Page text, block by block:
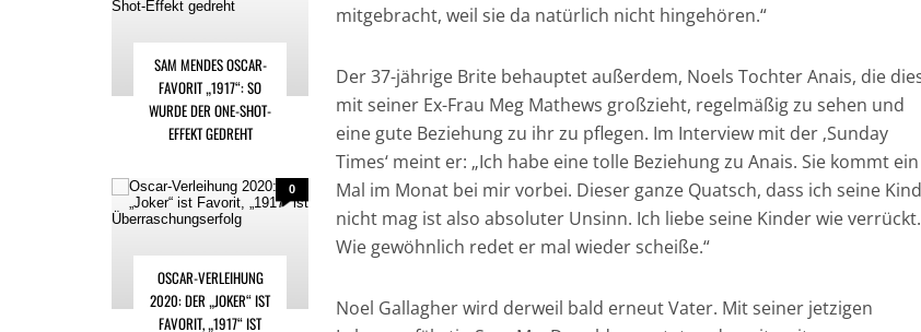
SAM MENDES OSCAR-
FAVORIT „1917“: SO
WURDE DER ONE-SHOT-
EFFEKT GEDREHT
0
OSCAR-VERLEIHUNG
2020: DER „JOKER“ IST
FAVORIT, „1917“ IST
mitgebracht, weil sie da natürlich nicht hingehören.“
Der 37-jährige Brite behauptet außerdem, Noels Tochter Anais, die
mit seiner Ex-Frau Meg Mathews großzieht, regelmäßig zu sehen und
eine gute Beziehung zu ihr zu pflegen. Im Interview mit der ‚Sunday
Times‘ meint er: „Ich habe eine tolle Beziehung zu Anais. Sie kommt ein
Mal im Monat bei mir vorbei. Dieser ganze Quatsch, dass ich seine
nicht mag ist also absoluter Unsinn. Ich liebe seine Kinder wie verrückt.
Wie gewöhnlich redet er mal wieder scheiße.“
Noel Gallagher wird derweil bald erneut Vater. Mit seiner jetzigen